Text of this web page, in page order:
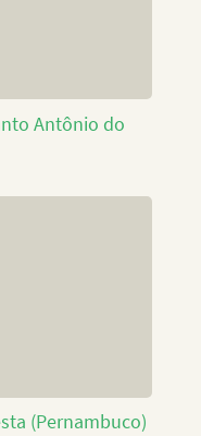
Antônio do
(Pernambuco)